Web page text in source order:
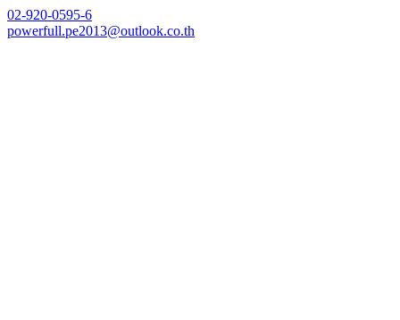
Skip
to
02-920-0595-6
powerfull.pe2013@outlook.co.th